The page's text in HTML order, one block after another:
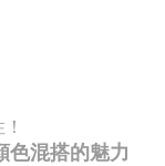
色混搭的魅力